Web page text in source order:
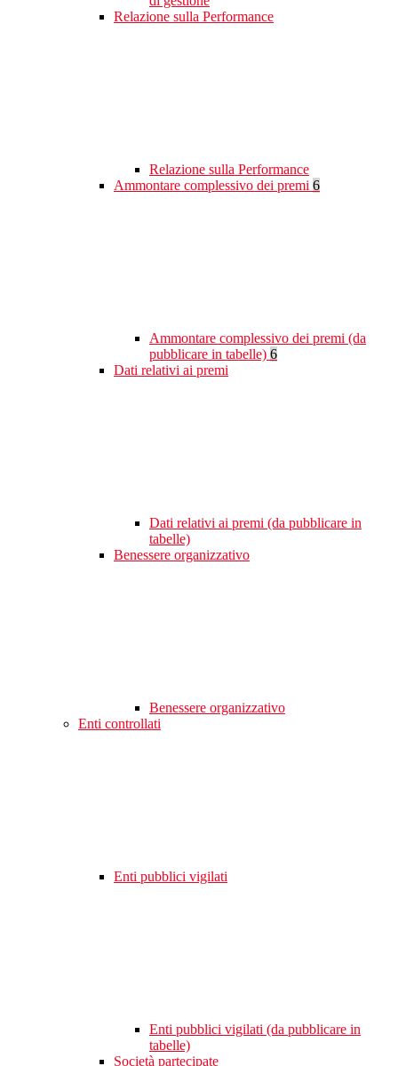
Relazione sulla Performance
Relazione sulla Performance
Ammontare complessivo dei premi 6
Ammontare complessivo dei premi (da
pubblicare in tabelle) 6
Dati relativi ai premi
Dati relativi ai premi (da pubblicare in
tabelle)
Benessere organizzativo
Benessere organizzativo
Enti controllati
Enti pubblici vigilati
Enti pubblici vigilati (da pubblicare in
tabelle)
Società partecipate